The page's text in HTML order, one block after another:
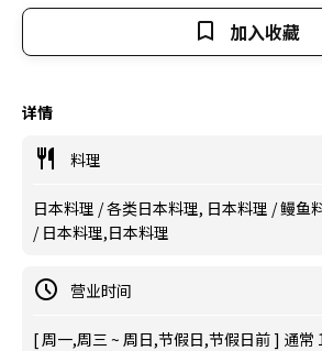
加入收藏
详情
料理
日本料理 / 各类日本料理, 日本料理 / 鳗鱼
/ 日本料理,日本料理
营业时间
[ 周一,周三 ~ 周日,节假日,节假日前 ] 通常